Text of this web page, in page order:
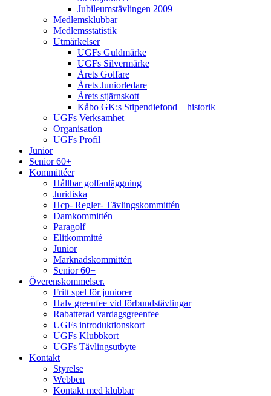
Jubileumstävlingen 2009
Medlemsklubbar
Medlemsstatistik
Utmärkelser
UGFs Guldmärke
UGFs Silvermärke
Årets Golfare
Årets Juniorledare
Årets stjärnskott
Kåbo GK:s Stipendiefond – historik
UGFs Verksamhet
Organisation
UGFs Profil
Junior
Senior 60+
Kommittéer
Hållbar golfanläggning
Juridiska
Hcp- Regler- Tävlingskommittén
Damkommittén
Paragolf
Elitkommitté
Junior
Marknadskommittén
Senior 60+
Överenskommelser.
Fritt spel för juniorer
Halv greenfee vid förbundstävlingar
Rabatterad vardagsgreenfee
UGFs introduktionskort
UGFs Klubbkort
UGFs Tävlingsutbyte
Kontakt
Styrelse
Webben
Kontakt med klubbar